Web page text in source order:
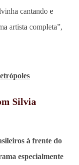
cantando e
artista completa”,
Silvia
à frente do
especialmente